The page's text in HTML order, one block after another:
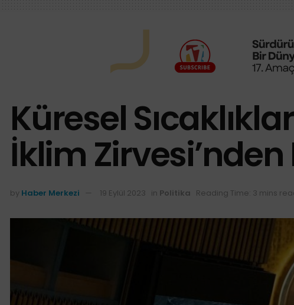
Küresel
İklim
by Haber Merkezi 19 Eylül 2023 in Politika Reading Time: 3 mins